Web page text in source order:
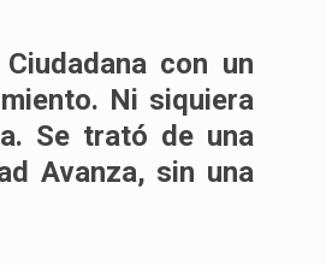
con un
Ni siquiera
Se trató de una
Avanza, sin una